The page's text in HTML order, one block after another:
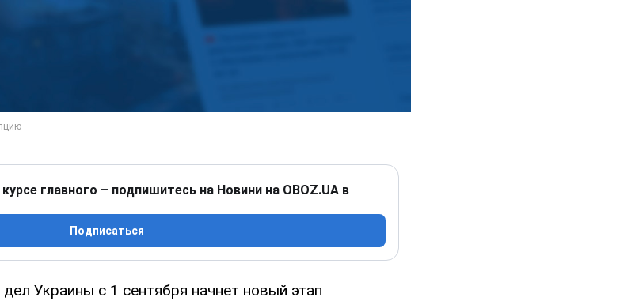
главного – подпишитесь на Новини на OBOZ.UA в
Подписаться
Украины с 1 сентября начнет новый этап